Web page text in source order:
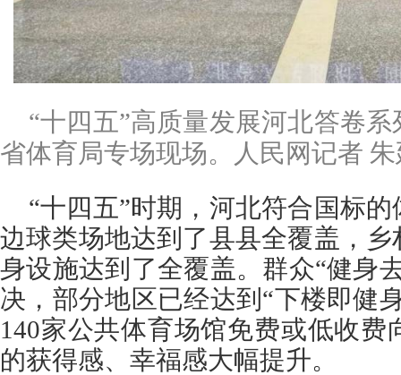
“十四五”高质量发展河北答卷
省体育局专场现场。人民网记者
“十四五”时期，河北符合国标
边球类场地达到了县县全覆盖，
身设施达到了全覆盖。群众“健身
决，部分地区已经达到“下楼即健
140家公共体育场馆免费或低收费
的获得感、幸福感大幅提升。